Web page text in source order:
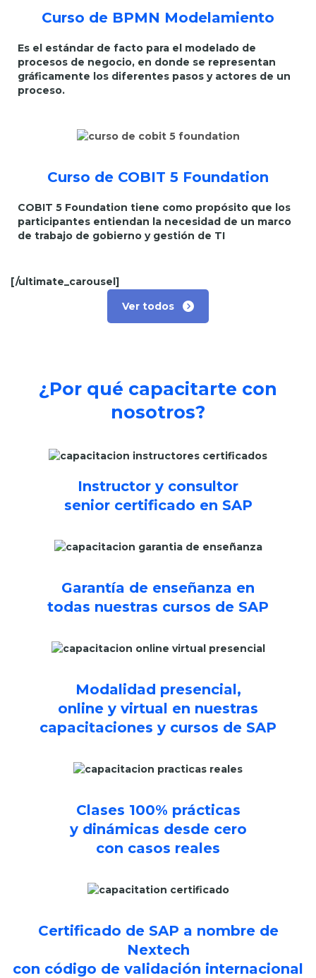
Curso de BPMN Modelamiento
Es el estándar de facto para el modelado de
procesos de negocio, en donde se representan
gráficamente los diferentes pasos y actores de un
proceso.
Curso de COBIT 5 Foundation
COBIT 5 Foundation tiene como propósito que los
participantes entiendan la necesidad de un marco
de trabajo de gobierno y gestión de TI
[/ultimate_carousel]
Ver todos
¿Por qué capacitarte con
nosotros?
Instructor y consultor
senior certificado en SAP
Garantía de enseñanza en
todas nuestras cursos de SAP
Modalidad presencial,
online y virtual en nuestras
capacitaciones y cursos de SAP
Clases 100% prácticas
y dinámicas desde cero
con casos reales
Certificado de SAP a nombre de
Nextech
con código de validación internacional